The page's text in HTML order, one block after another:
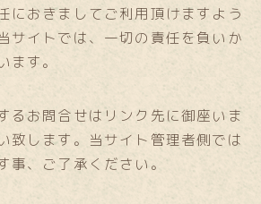
におきましてご利用頂けますよう
サイトでは、一切の責任を負いか
ます。
るお問合せはリンク先に御座いま
致します。当サイト管理者側では
事、ご了承ください。